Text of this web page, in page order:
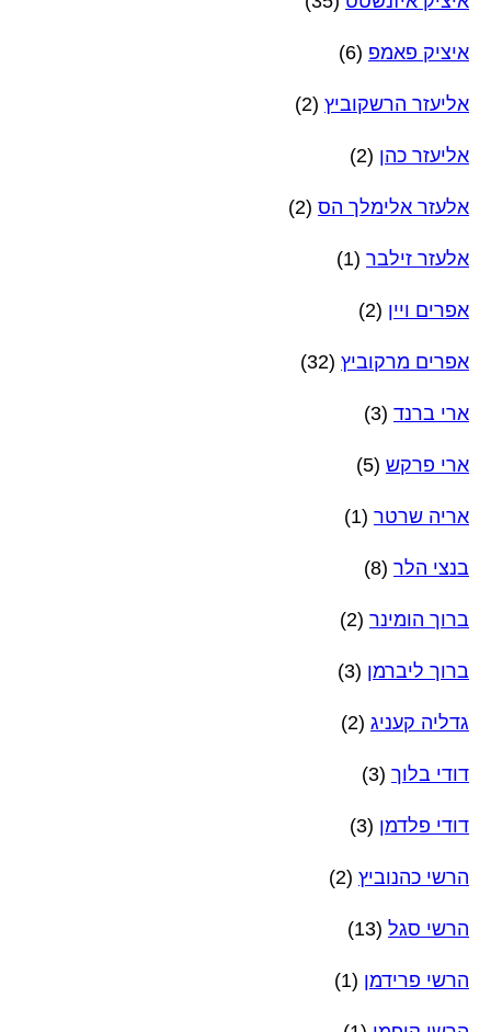
איציק פאמפ (6)
אליעזר הרשקוביץ (2)
אליעזר כהן (2)
אלעזר אלימלך הס (2)
אלעזר זילבר (1)
אפרים ויין (2)
אפרים מרקוביץ (32)
ארי ברנד (3)
ארי פרקש (5)
אריה שרטר (1)
בנצי הלר (8)
ברוך הומינר (2)
ברוך ליברמן (3)
גדליה קעניג (2)
דודי בלוך (3)
דודי פלדמן (3)
הרשי כהנוביץ (2)
הרשי סגל (13)
הרשי פרידמן (1)